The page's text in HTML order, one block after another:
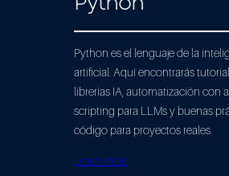
Python es el lenguaje de la
artificial. Aquí encontrarás
librerías IA, automatización con
scripting para LLMs y buenas
código para proyectos reales.
Learn More